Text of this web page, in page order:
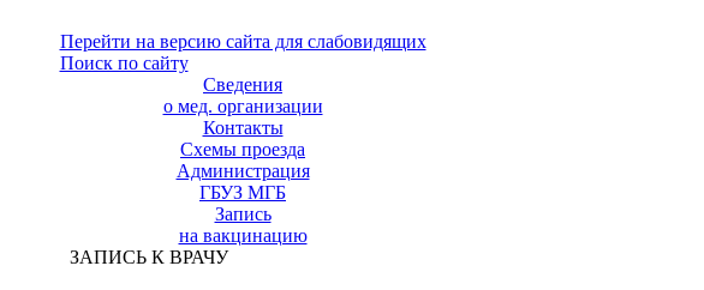
Перейти на версию сайта для слабовидящих
Поиск по сайту
Сведения
о мед. организации
Контакты
Схемы проезда
Администрация
ГБУЗ МГБ
Запись
на вакцинацию
ЗАПИСЬ К ВРАЧУ